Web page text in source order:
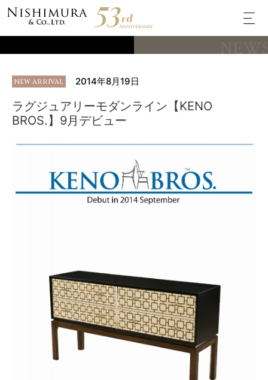
NEW ARRIVAL 2014年8月19日
ラグジュアリーモダンライン【KENO
BROS.】9月デビュー